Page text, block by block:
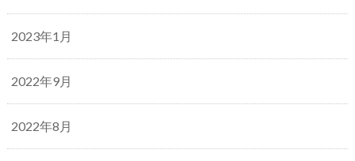
2023年1月
2022年9月
2022年8月